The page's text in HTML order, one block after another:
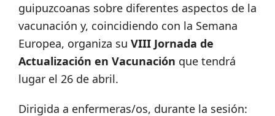
guipuzcoanas sobre diferentes aspectos de la
vacunación y, coincidiendo con la Semana
Europea, organiza su VIII Jornada de
Actualización en Vacunación que tendrá
lugar el 26 de abril.
Dirigida a enfermeras/os, durante la sesión: